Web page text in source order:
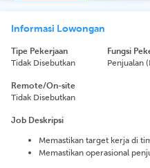
Informasi Lowongan
Tipe Pekerjaan
Tidak Disebutkan
Fungsi
Penjualan
Remote/On-site
Tidak Disebutkan
Job Deskripsi
Memastikan target kerja di
Memastikan operasional